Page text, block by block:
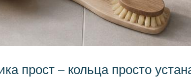
прост – кольца просто